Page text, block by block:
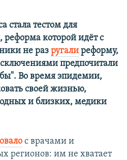
стала тестом для
которой идёт с
не раз ругали реформу,
предпочитали
Во время эпидемии,
своей жизнью,
и близких, медики
с врачами и
регионов: им не хватает